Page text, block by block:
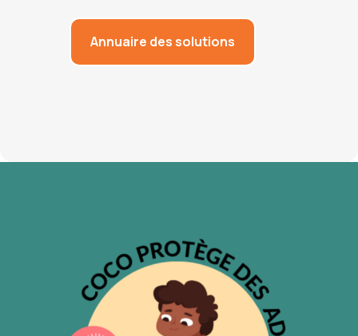
Annuaire des solutions